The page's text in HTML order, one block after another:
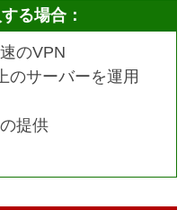
る場合：
のVPN
のサーバーを運用
提供